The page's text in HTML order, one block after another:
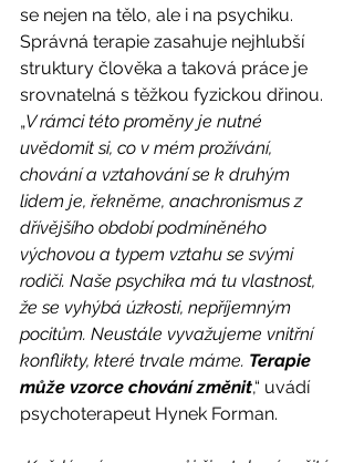
se nejen na tělo, ale i na psychiku.
Správná terapie zasahuje nejhlubší
struktury člověka a taková práce je
srovnatelná s těžkou fyzickou dřinou.
„V rámci této proměny je nutné
uvědomit si, co v mém prožívání,
chování a vztahování se k druhým
lidem je, řekněme, anachronismus z
dřívějšího období podmíněného
výchovou a typem vztahu se svými
rodiči. Naše psychika má tu vlastnost,
že se vyhýbá úzkosti, nepříjemným
pocitům. Neustále vyvažujeme vnitřní
konflikty, které trvale máme. Terapie
může vzorce chování změnit,“ uvádí
psychoterapeut Hynek Forman.